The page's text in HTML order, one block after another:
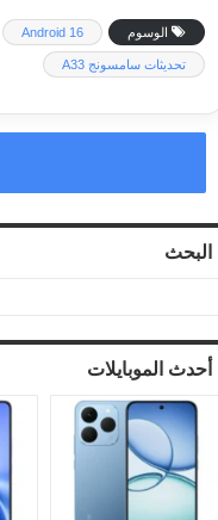
الوسوم Android 16
تحديثات سامسونج A33
البحث
أحدث الموبايلات